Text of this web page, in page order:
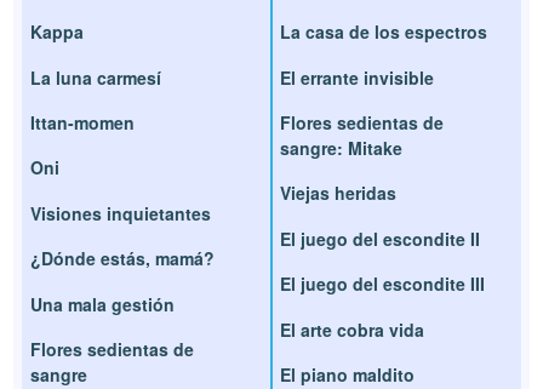
Kappa
La luna carmesí
Ittan-momen
Oni
Visiones inquietantes
¿Dónde estás, mamá?
Una mala gestión
Flores sedientas de
sangre
La casa de los espectros
El errante invisible
Flores sedientas de
sangre: Mitake
Viejas heridas
El juego del escondite II
El juego del escondite III
El arte cobra vida
El piano maldito